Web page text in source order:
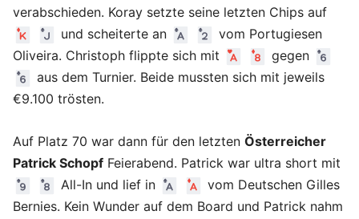
verabschieden. Koray setzte seine letzten Chips auf
und scheiterte an
vom Portugiesen
Oliveira. Christoph flippte sich mit
gegen
aus dem Turnier. Beide mussten sich mit jeweils
€9.100 trösten.
Auf Platz 70 war dann für den letzten Österreicher
Patrick Schopf Feierabend. Patrick war ultra short mit
All-In und lief in
vom Deutschen Gilles
Bernies. Kein Wunder auf dem Board und Patrick nahm